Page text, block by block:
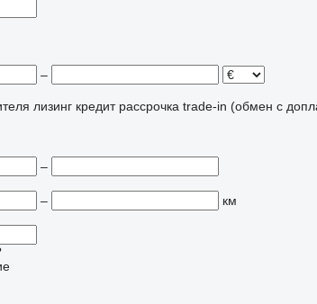
–
лизинг кредит рассрочка trade-in (обмен с
–
–
км